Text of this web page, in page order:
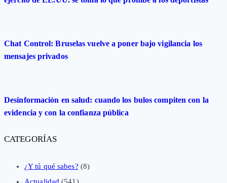
Chat Control: Bruselas vuelve a poner bajo vigilancia los
mensajes privados
Desinformación en salud: cuando los bulos compiten con la
evidencia y con la confianza pública
CATEGORÍAS
¿Y tú qué sabes? (8)